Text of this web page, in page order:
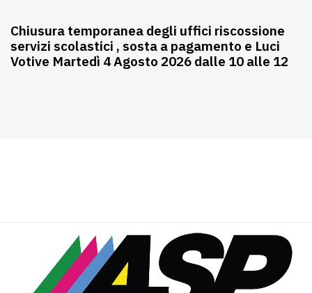
Chiusura temporanea degli uffici riscossione
servizi scolastici , sosta a pagamento e Luci
Votive Martedì 4 Agosto 2026 dalle 10 alle 12